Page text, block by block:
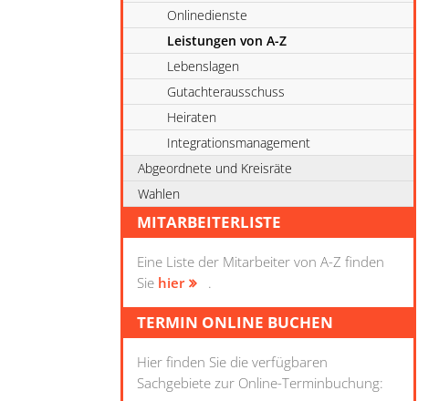
Onlinedienste
Leistungen von A-Z
Lebenslagen
Gutachterausschuss
Heiraten
Integrationsmanagement
Abgeordnete und Kreisräte
Wahlen
MITARBEITERLISTE
Eine Liste der Mitarbeiter von A-Z finden
Sie hier .
TERMIN ONLINE BUCHEN
Hier finden Sie die verfügbaren
Sachgebiete zur Online-Terminbuchung: